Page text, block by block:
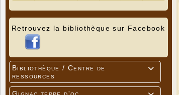
Retrouvez la bibliothèque sur Facebook

Bibliothèque / Centre de
ressources